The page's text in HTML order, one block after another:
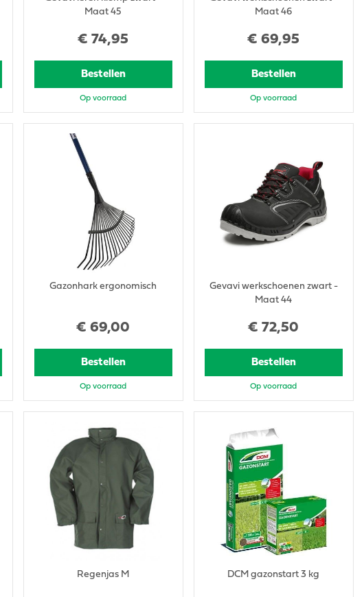
€ 74,95
Maat 45
Bestellen
Op voorraad
€ 69,95
Maat 46
Bestellen
Op voorraad
€ 69,00
Gazonhark ergonomisch
Bestellen
Op voorraad
€ 72,50
Gevavi werkschoenen zwart -
Maat 44
Bestellen
Op voorraad
Regenjas M DCM gazonstart 3 kg